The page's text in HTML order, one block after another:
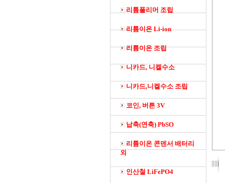
리튬폴리머 조립
리튬이온 Li-ion
리튬이온 조립
니카드, 니켈수소
니카드,니켈수소 조립
코인, 버튼 3V
납축(연축) PbSO
리튬이온 콘덴서 배터리
외
인산철 LiFePO4